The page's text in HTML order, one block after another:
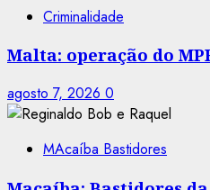
Criminalidade
Malta: operação do
agosto 7, 2026 0
MAcaíba Bastidores